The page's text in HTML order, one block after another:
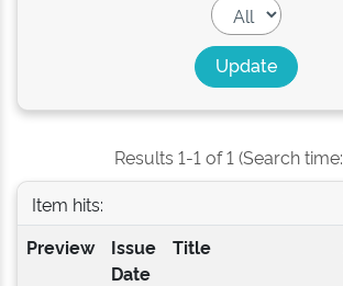
Results 1-1 of 1 (Search
Item hits:
Preview
Issue
Date
Title